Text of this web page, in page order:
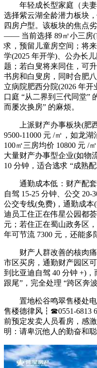
年轻成长型家庭（夫妻
选择紫云湖全龄潜力板块
四房户型。该板块的焦点
—— 当前选择 89㎡小三房(
求，预留儿童房空间；将
学(2025 年开学)、公办长
题；若白叟将来同住，可
书房和白叟房，同时合肥
立病院肥西分院(2026 年
口庭 “从二界到三代同堂”
而屡次换房” 的麻烦。
上派财产办事板块(肥西
9500-11000 元 /㎡，如龙
100㎡三房均价 10800 元 /
大量财产办事型企业(如物
10 分钟，适合逃求 “成熟
通勤成本低：财产配套
自驾 15-25 分钟、公交
公交专线(免费)，通勤成本
迪员工住正在伟星公园都
元；若住正在蜀山政务区
年可节流 7300 元，还能多
财产人群改善的核肉痛
市区买房，通勤财产园区
到比亚迪自驾 40 分钟 +)
跟尾”，完全处理 “跨区奔波
置地松谷鸣翠售楼处电
售楼德律风┇☎0551-6813
前预定发卖人员看房，感
明：请卑沉他人的勤奋和